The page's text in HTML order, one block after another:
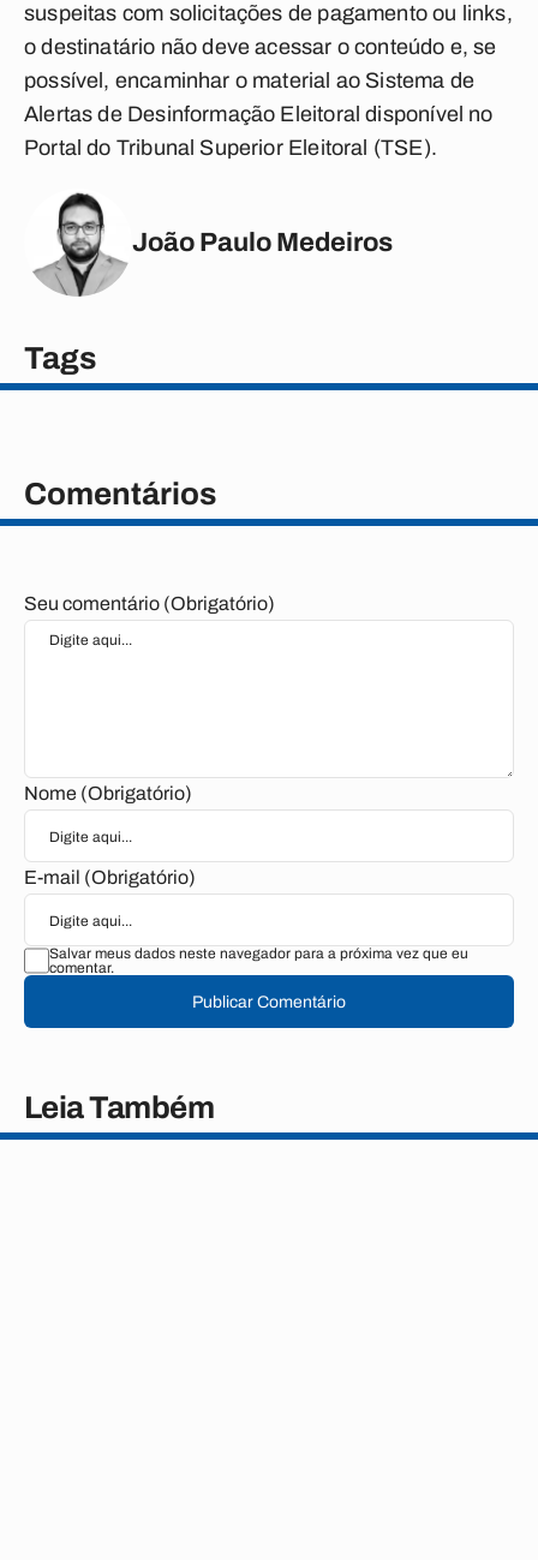
suspeitas com solicitações de pagamento ou links,
o destinatário não deve acessar o conteúdo e, se
possível, encaminhar o material ao Sistema de
Alertas de Desinformação Eleitoral disponível no
Portal do Tribunal Superior Eleitoral (TSE).
João Paulo Medeiros
Tags
Comentários
Seu comentário (Obrigatório)
Nome (Obrigatório)
E-mail (Obrigatório)
Salvar meus dados neste navegador para a próxima vez que eu
comentar.
Publicar Comentário
Leia Também